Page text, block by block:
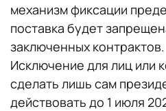
механизм фиксации
поставка будет
заключенных контрактов.
Исключение для лиц или
сделать лишь сам
действовать до 1 июля